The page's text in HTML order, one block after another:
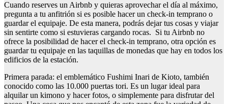
Cuando reserves un Airbnb y quieras aprovechar el día al máximo,
pregunta a tu anfitrión si es posible hacer un check-in temprano o
guardar el equipaje. De esta manera, podrás dejar tus cosas y viajar
sin sentirte como si estuvieras cargando rocas. Si tu Airbnb no
ofrece la posibilidad de hacer el check-in temprano, otra opción es
guardar tu equipaje en las taquillas de monedas que hay en todos los
edificios de la estación.
Primera parada: el emblemático Fushimi Inari de Kioto, también
conocido como las 10.000 puertas tori. Es un lugar ideal para
alquilar un kimono y hacer fotos, o simplemente para disfrutar del